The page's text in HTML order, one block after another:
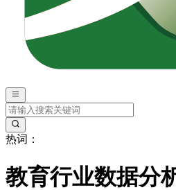
热词：
教育行业数据分